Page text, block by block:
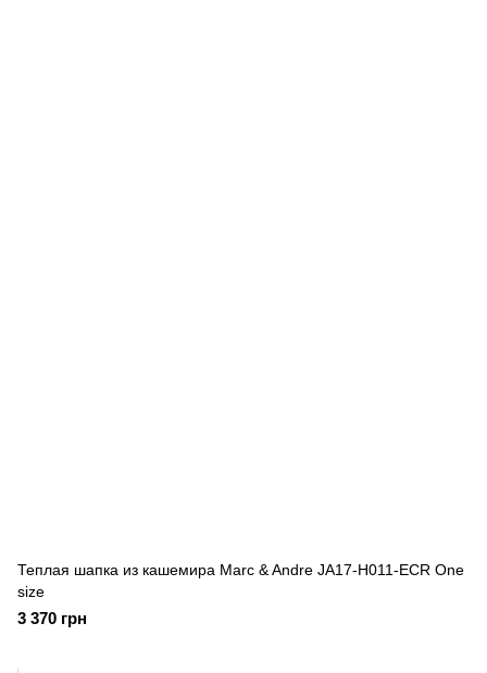
Теплая шапка из кашемира Marc & Andre JA17-H011-ECR One
size
3 370 грн